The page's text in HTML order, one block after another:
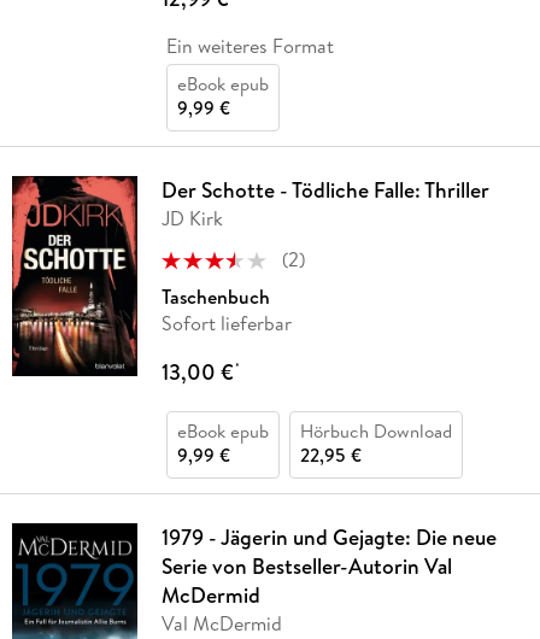
Ein weiteres Format
eBook epub
9,99 €
Der Schotte - Tödliche Falle: Thriller
JD Kirk
(2)
Taschenbuch
Sofort lieferbar
13,00 €*
eBook epub
9,99 €
Hörbuch Download
22,95 €
1979 - Jägerin und Gejagte: Die neue
Serie von Bestseller-Autorin Val
McDermid
Val McDermid